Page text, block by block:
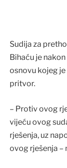
Sudija za
Bihaću je
osnovu kojeg
pritvor.
– Protiv ovog
vijeću ovog
rješenja, uz
ovog rješenja –